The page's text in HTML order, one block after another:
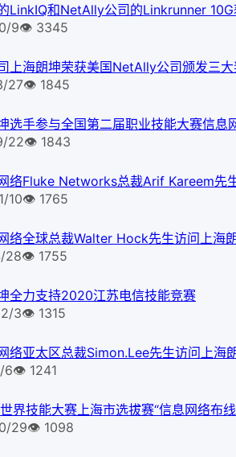
LinkIQ和NetAlly公司的Linkrunner
9👁 3345
上海朗坤荣获美国NetAlly公司颁发三
27👁 1845
选手参与全国第二届职业技能大赛信
22👁 1843
络Fluke Networks总裁Arif Kareem先
10👁 1765
络全球总裁Walter Hock先生访问上海
28👁 1755
全力支持2020江苏电信技能竞赛
3👁 1315
络亚太区总裁Simon.Lee先生访问上海
6👁 1241
界技能大赛上海市选拔赛“信息网络布
29👁 1098